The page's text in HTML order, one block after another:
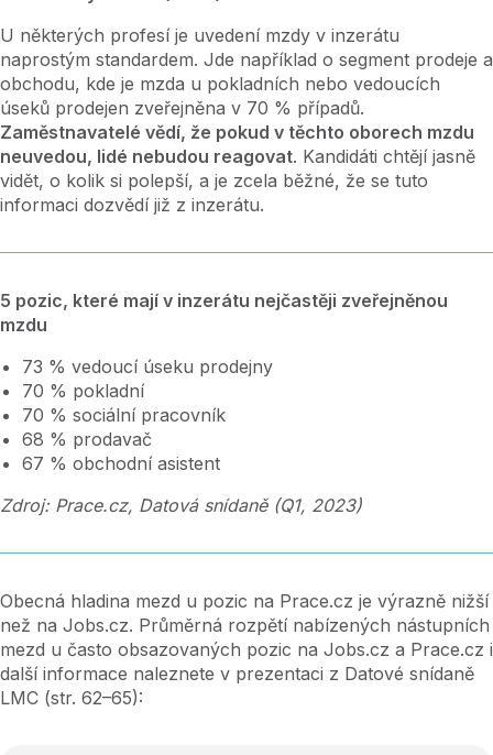
U některých profesí je uvedení mzdy v inzerátu
naprostým standardem. Jde například o segment prodeje a
obchodu, kde je mzda u pokladních nebo vedoucích
úseků prodejen zveřejněna v 70 % případů.
Zaměstnavatelé vědí, že pokud v těchto oborech mzdu
neuvedou, lidé nebudou reagovat. Kandidáti chtějí jasně
vidět, o kolik si polepší, a je zcela běžné, že se tuto
informaci dozvědí již z inzerátu.
5 pozic, které mají v inzerátu nejčastěji zveřejněnou
mzdu
73 % vedoucí úseku prodejny
70 % pokladní
70 % sociální pracovník
68 % prodavač
67 % obchodní asistent
Zdroj: Prace.cz, Datová snídaně (Q1, 2023)
Obecná hladina mezd u pozic na Prace.cz je výrazně nižší
než na Jobs.cz. Průměrná rozpětí nabízených nástupních
mezd u často obsazovaných pozic na Jobs.cz a Prace.cz i
další informace naleznete v prezentaci z Datové snídaně
LMC (str. 62–65):